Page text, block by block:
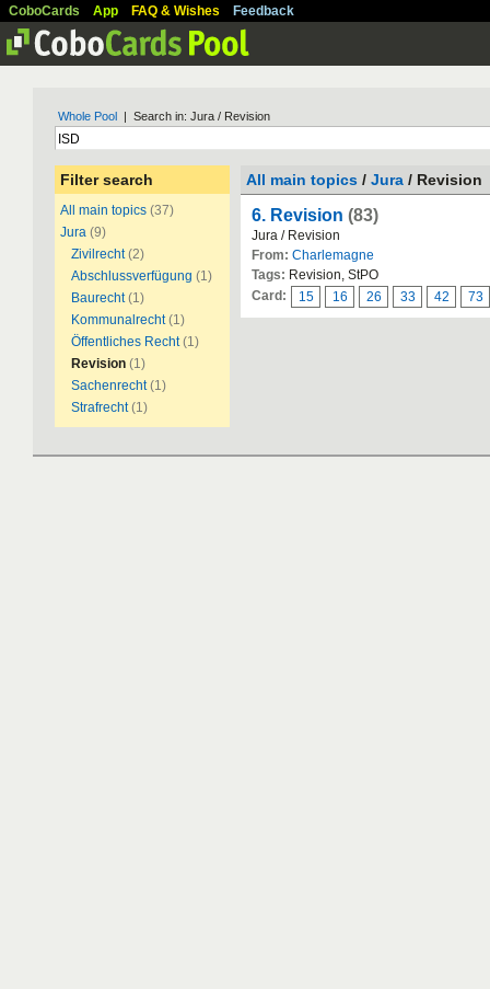
CoboCards App FAQ & Wishes Feedback
Whole Pool | Search in: Jura / Revision
Filter search
All main topics (37)
Jura (9)
Zivilrecht (2)
Abschlussverfügung (1)
Baurecht (1)
Kommunalrecht(1)
Öffentliches Recht (1)
Revision (1)
Sachenrecht (1)
Strafrecht (1)
All main topics / Jura / Revision
6. Revision (83)
Jura / Revision
From: Charlemagne
Tags: Revision, StPO
Card:
15 16 26 33 42 73